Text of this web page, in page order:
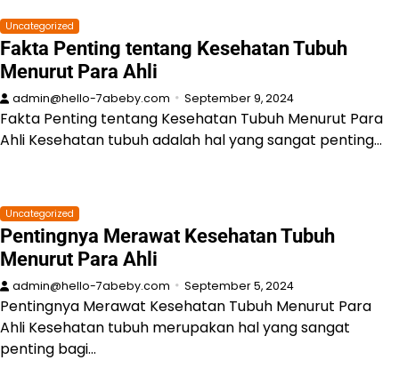
Uncategorized
Fakta Penting tentang Kesehatan Tubuh
Menurut Para Ahli
admin@hello-7abeby.com September 9, 2024
Fakta Penting tentang Kesehatan Tubuh Menurut Para
Ahli Kesehatan tubuh adalah hal yang sangat penting…
Uncategorized
Pentingnya Merawat Kesehatan Tubuh
Menurut Para Ahli
admin@hello-7abeby.com September 5, 2024
Pentingnya Merawat Kesehatan Tubuh Menurut Para
Ahli Kesehatan tubuh merupakan hal yang sangat
penting bagi…